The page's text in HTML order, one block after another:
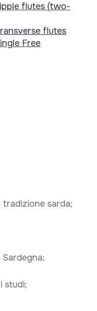
flutes (two-
flutes
Free
tradizione sarda;
studi;